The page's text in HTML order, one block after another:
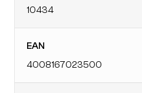
10434
EAN
4008167023500